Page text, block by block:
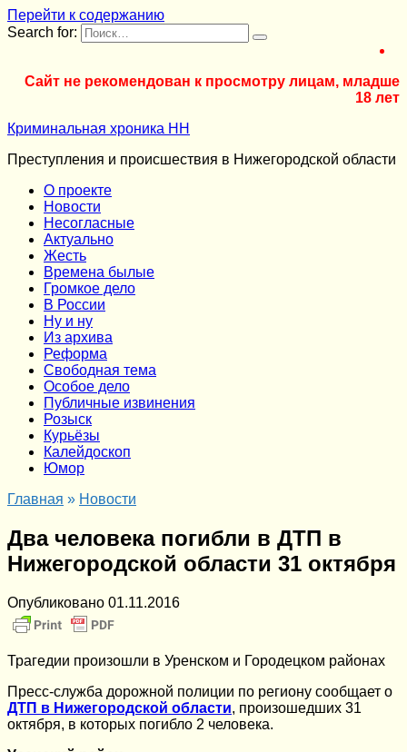
Перейти к содержанию
Search for:
Сайт не рекомендован к просмотру лицам, младше
18 лет
Криминальная хроника НН
Преступления и происшествия в Нижегородской области
О проекте
Новости
Несогласные
Актуально
Жесть
Времена былые
Громкое дело
В России
Ну и ну
Из архива
Реформа
Cвободная тема
Особое дело
Публичные извинения
Розыск
Курьёзы
Калейдоскоп
Юмор
Главная » Новости
Два человека погибли в ДТП в
Нижегородской области 31 октября
Опубликовано 01.11.2016
Трагедии произошли в Уренском и Городецком районах
Пресс-служба дорожной полиции по региону сообщает о
ДТП в Нижегородской области, произошедших 31
октября, в которых погибло 2 человека.